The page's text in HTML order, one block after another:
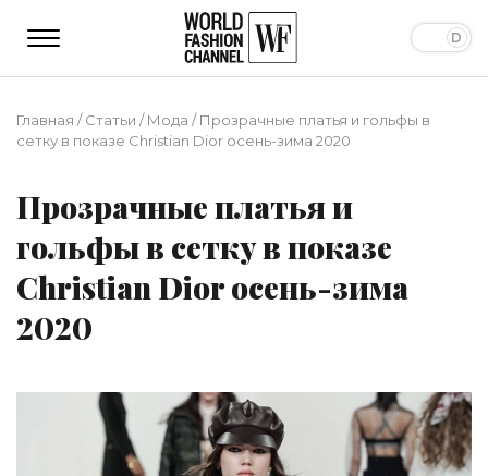
Главная /Статьи /Мода /Прозрачные платья и гольфы в
сетку в показе Christian Dior осень-зима 2020
Прозрачные платья и
гольфы в сетку в показе
Christian Dior осень-зима
2020